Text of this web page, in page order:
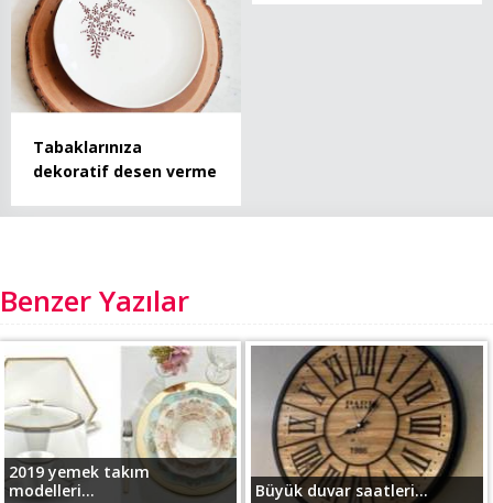
Tabaklarınıza
dekoratif desen verme
Benzer Yazılar
2019 yemek takım
modelleri...
Büyük duvar saatleri...